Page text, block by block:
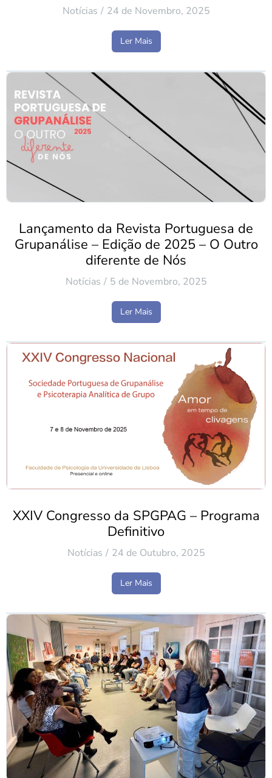
Notícias 24 de Novembro, 2025
Ler Mais
Lançamento da Revista Portuguesa de
Grupanálise – Edição de 2025 – O Outro
diferente de Nós
Notícias 5 de Novembro, 2025
Ler Mais
XXIV Congresso da SPGPAG – Programa
Definitivo
Notícias 24 de Outubro, 2025
Ler Mais